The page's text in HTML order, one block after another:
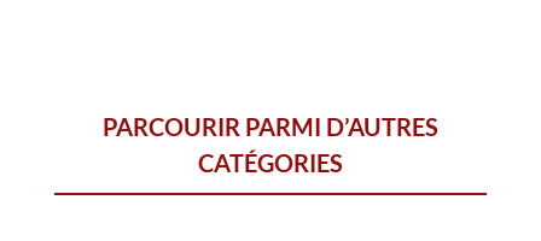
PARCOURIR PARMI D’AUTRES
CATÉGORIES